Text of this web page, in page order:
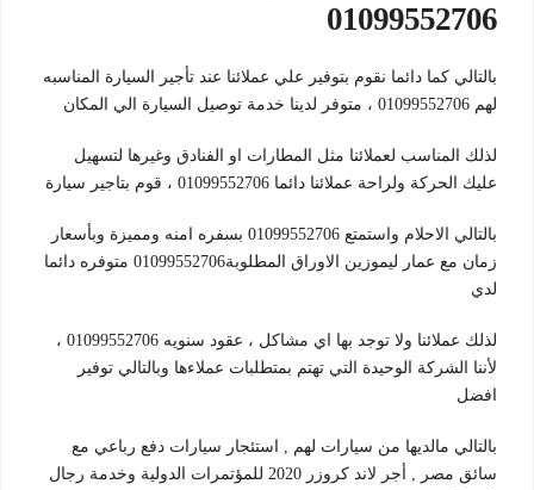
01099552706
بالتالي كما دائما نقوم بتوفير علي عملائنا عند تأجير السيارة المناسبه
لهم 01099552706 ، متوفر لدينا خدمة توصيل السيارة الي المكان
لذلك المناسب لعملائنا مثل المطارات او الفنادق وغيرها لتسهيل
عليك الحركة ولراحة عملائنا دائما 01099552706 ، قوم بتاجير سيارة
بالتالي الاحلام واستمتع 01099552706 بسفره امنه ومميزة وبأسعار
زمان مع عمار ليموزين الاوراق المطلوبة01099552706 متوفره دائما
لدي
لذلك عملائنا ولا توجد بها اي مشاكل ، عقود سنويه 01099552706 ،
لأننا الشركة الوحيدة التي تهتم بمتطلبات عملاءها وبالتالي توفير
افضل
بالتالي مالديها من سيارات لهم , استئجار سيارات دفع رباعي مع
سائق مصر , أجر لاند كروزر 2020 للمؤتمرات الدولية وخدمة رجال